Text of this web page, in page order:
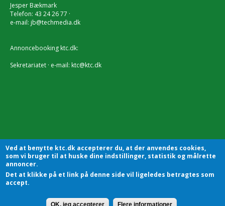
Jesper Bækmark
Telefon: 43 24 26 77 ·
e-mail: jb@techmedia.dk
Annoncebooking ktc.dk:
Sekretariatet · e-mail: ktc@ktc.dk
KTC - Kommunalteknisk Chefforening | Sekretariatet |
Ved at benytte ktc.dk accepterer du, at der anvendes cookies,
som vi bruger til at huske dine indstillinger, statistik og målrette
annoncer.
Det at klikke på et link på denne side vil ligeledes betragtes som
accept.
OK, jeg accepterer Flere informationer